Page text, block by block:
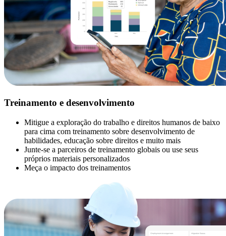
Treinamento e desenvolvimento
Mitigue a exploração do trabalho e direitos humanos de baixo
para cima com treinamento sobre desenvolvimento de
habilidades, educação sobre direitos e muito mais
Junte-se a parceiros de treinamento globais ou use seus
próprios materiais personalizados
Meça o impacto dos treinamentos